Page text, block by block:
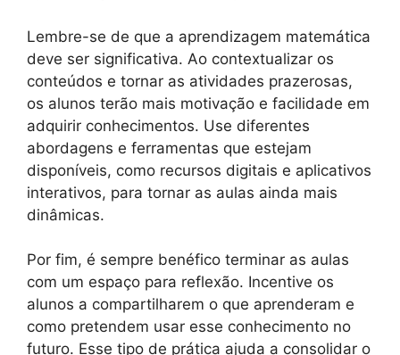
Lembre-se de que a aprendizagem matemática
deve ser significativa. Ao contextualizar os
conteúdos e tornar as atividades prazerosas,
os alunos terão mais motivação e facilidade em
adquirir conhecimentos. Use diferentes
abordagens e ferramentas que estejam
disponíveis, como recursos digitais e aplicativos
interativos, para tornar as aulas ainda mais
dinâmicas.
Por fim, é sempre benéfico terminar as aulas
com um espaço para reflexão. Incentive os
alunos a compartilharem o que aprenderam e
como pretendem usar esse conhecimento no
futuro. Esse tipo de prática ajuda a consolidar o